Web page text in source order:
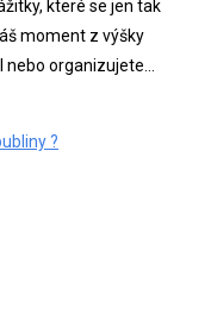
které se jen tak
moment z výšky
nebo organizujete…